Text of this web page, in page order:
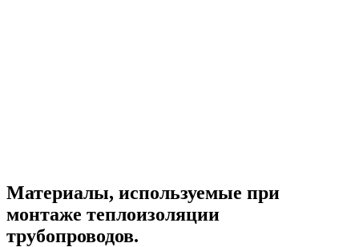
Материалы, используемые при
монтаже теплоизоляции
трубопроводов.